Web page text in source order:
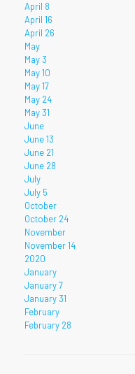
April 8
April 16
April 26
May
May 3
May 10
May 17
May 24
May 31
June
June 13
June 21
June 28
July
July 5
October
October 24
November
November 14
2020
January
January 7
January 31
February
February 28